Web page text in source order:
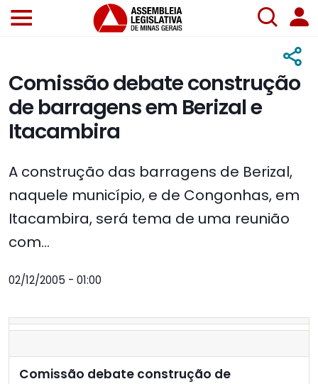
Comissão debate construção
de barragens em Berizal e
Itacambira
A construção das barragens de Berizal,
naquele município, e de Congonhas, em
Itacambira, será tema de uma reunião
com...
02/12/2005 - 01:00
Comissão debate construção de